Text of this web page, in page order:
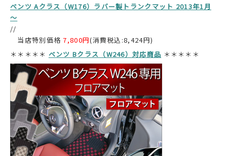
ベンツ Aクラス（W176）ラバー製トランクマット 2013年1月
～
//
当店特別価格7,800円(消費税込:8,424円)
＊＊＊＊＊ ベンツ Bクラス（W246）対応商品 ＊＊＊＊＊